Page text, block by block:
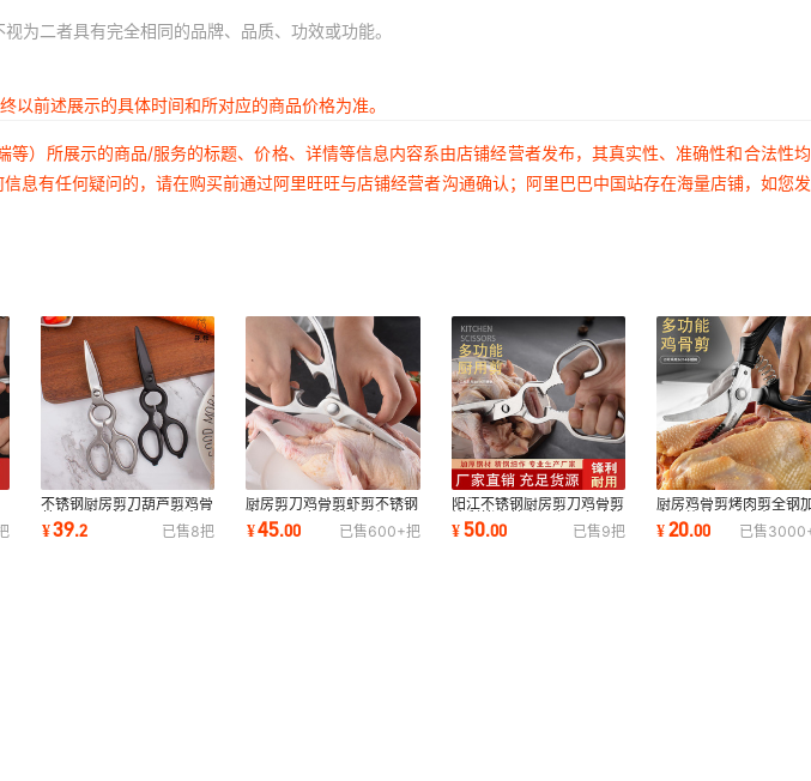
为二者具有完全相同的品牌、品质、功效或功能。
前述展示的具体时间和所对应的商品价格为准。
）所展示的商品/服务的标题、价格、详情等信息内容系由店铺经营者发布，其真实性、准确性和合法性
有任何疑问的，请在购买前通过阿里旺旺与店铺经营者沟通确认；阿里巴巴中国站存在海量店铺，如您
不锈钢厨房剪刀葫芦剪鸡骨
剪家用多功能阳江现货食品
级锋利强力
¥39.2 已售8把
厨房剪刀鸡骨剪虾剪不锈钢
多功能强力锋利食品级家用
剪骨专用跨境
¥45.00 已售600+把
阳江不锈钢厨房剪刀鸡骨剪
锋利烤肉剪全钢家用多功能
厂家现货
¥50.00 已售9把
厨房鸡骨剪烤肉剪全钢
多功能剪刀跨境出口定
LOGO
¥20.00 已售